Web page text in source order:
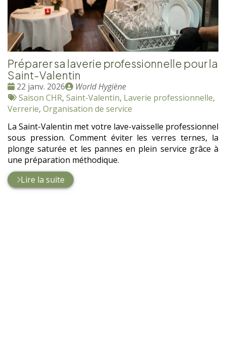
Préparer sa laverie professionnelle pour la
Saint-Valentin
Date
:
22 janv. 2026
Publié
par
World Hygiène
Tags
:
Saison CHR, Saint-Valentin, Laverie professionnelle,
Verrerie, Organisation de service
La Saint-Valentin met votre lave-vaisselle professionnel
sous pression. Comment éviter les verres ternes, la
plonge saturée et les pannes en plein service grâce à
une préparation méthodique.
Lire la suite